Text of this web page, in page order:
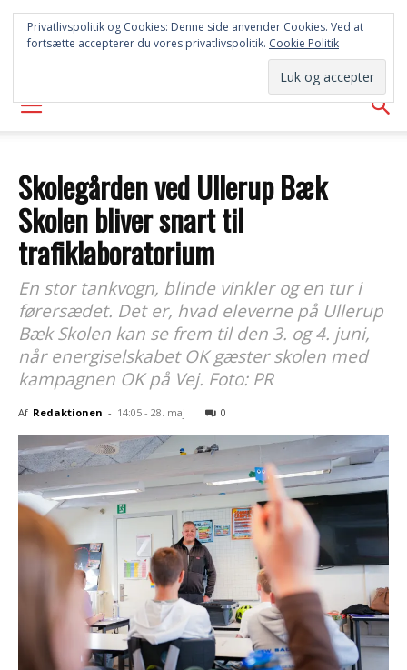
SYD
AVISEN
Skolegården ved Ullerup Bæk
Skolen bliver snart til
trafiklaboratorium
En stor tankvogn, blinde vinkler og en tur i
førersædet. Det er, hvad eleverne på Ullerup
Bæk Skolen kan se frem til den 3. og 4. juni,
når energiselskabet OK gæster skolen med
kampagnen OK på Vej. Foto: PR
Af Redaktionen - 14:05 - 28. maj 0
Privatlivspolitik og Cookies: Denne side anvender Cookies. Ved at
fortsætte accepterer du vores privatlivspolitik. Cookie Politik